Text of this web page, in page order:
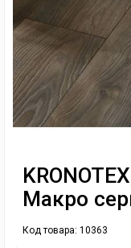
Макро
Код товара: 10363